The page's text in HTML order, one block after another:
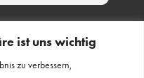
ist uns wichtig
zu verbessern,